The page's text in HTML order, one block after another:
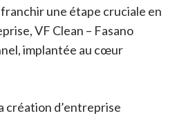
une étape cruciale en
VF Clean – Fasano
implantée au cœur
création d’entreprise